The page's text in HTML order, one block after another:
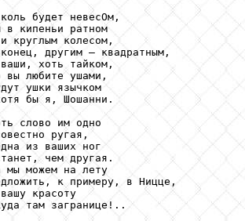
будет невесОм,
в кипеньи ратном
круглым колесом,
другим — квадратным,
хоть тайком,
любите ушами,
ушки язычком
бы я, Шошанни.
слово им одно
ругая,
из ваших ног
чем другая.
мы можем на лету
к примеру, в Ницце,
красоту
там загранице!..